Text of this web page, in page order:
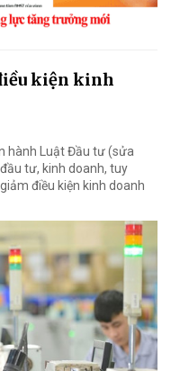
kiện kinh
hành Luật Đầu tư (sửa
tư, kinh doanh, tuy
điều kiện kinh doanh